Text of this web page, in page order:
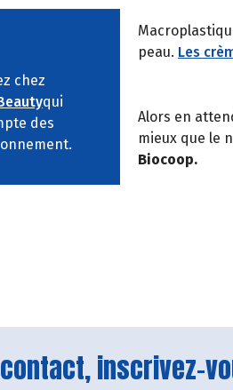
chez
qui
des
peau. Les
Alors en
mieux que le
Biocoop.
inscrivez-